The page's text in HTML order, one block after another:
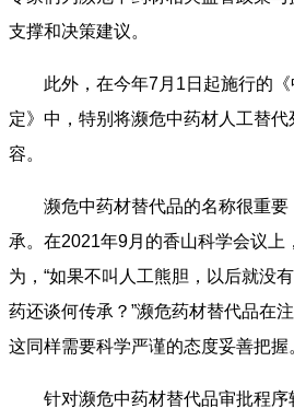
支撑和决策建议。
此外，在今年7月1日起施行的
定》中，特别将濒危中药材人工替
容。
濒危中药材替代品的名称很重
承。在2021年9月的香山科学会议上
为，“如果不叫人工熊胆，以后就没
药还谈何传承？”濒危药材替代品在
这同样需要科学严谨的态度妥善把握
针对濒危中药材替代品审批程